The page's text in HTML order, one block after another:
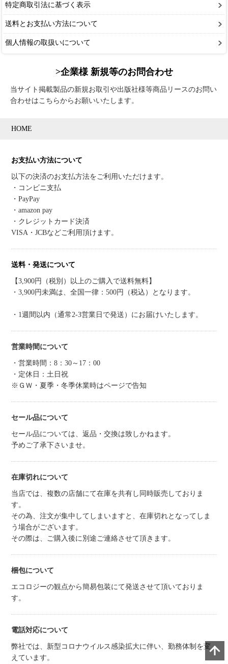
特定商取引法に基づく表示
送料とお支払い方法について
個人情報の取扱いについて
>企業様 新規等のお問合わせ
当サイト掲載製品の新規お取引や出版社様等商品リースのお問い
合わせはこちらからお願いいたします。
HOME
お支払い方法について
以下の決済のお支払方法をご利用いただけます。
・コンビニ支払
・PayPay
・amazon pay
・クレジットカード決済
VISA・JCBなどご利用頂けます。
送料・発送について
【3,900円（税別）以上のご購入で送料無料】
・3,900円未満は、全国一律：500円（税込）となります。
・1週間以内（通常2-3営業日で発送）にお届けいたします。
営業時間について
・営業時間：8：30～17：00
・定休日：土日祝
※ＧＷ・夏季・冬季休業時はページで告知
セール品について
セール品については、返品・交換は致しかねます。
予めご了承下さいませ。
在庫切れについて
当店では、複数の店舗にて在庫を共有し同時販売しておりま
す。
その為、注文が集中してしまいますと、在庫切れとなってしま
う場合がございます。
その際は、ご購入後に別途ご連絡させて頂きます。
梱包について
エコロジーの観点から簡易包装にて発送させて頂いておりま
す。
電話対応について
弊社では、新型コロナウイルス感染拡大に伴い、勤務体制を変
えています。